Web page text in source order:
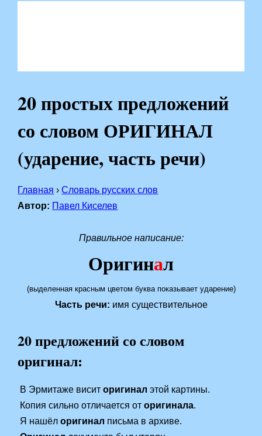
20 простых предложений
со словом ОРИГИНАЛ
(ударение, часть речи)
Главная › Словарь русских слов
Автор: Павел Киселев
Правильное написание:
Оригинал
(выделенная красным цветом буква показывает ударение)
Часть речи: имя существительное
20 предложений со словом
оригинал:
В Эрмитаже виситоригиналэтой картины.
Копия сильно отличается оторигинала.
Я нашёлоригинал письма в архиве.